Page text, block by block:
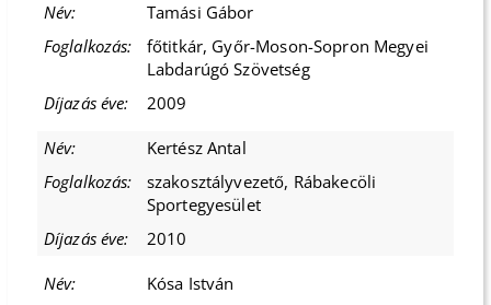
Tamási Gábor
főtitkár, Győr-Moson-Sopron Megyei
Labdarúgó Szövetség
2009
Kertész Antal
szakosztályvezető, Rábakecöli
Sportegyesület
2010
Kósa István